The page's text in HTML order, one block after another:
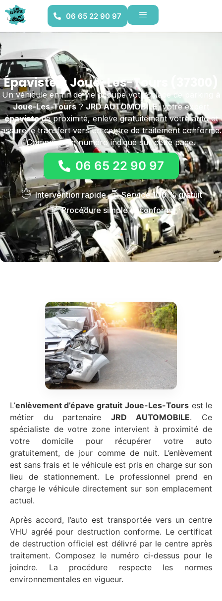
06 65 22 90 97
Épaviste à Joue-Les-Tours (37300)
Un véhicule en fin de vie occupe votre place de parking
Joue-Les-Tours? JRD AUTOMOBILE, votre expert
épavistede proximité, enlève gratuitement votre auto et
assure le transfert vers un centre de traitement conforme.
Composez le numéro indiqué sur cette page.
06 65 22 90 97
Intervention rapide
Service 100 % gratuit
Procédure simple et conforme
L’enlèvement d’épave gratuit Joue-Les-Tours est le
métier du partenaire JRD AUTOMOBILE. Ce
spécialiste de votre zone intervient à proximité de
votre domicile pour récupérer votre auto
gratuitement, de jour comme de nuit. L’enlèvement
est sans frais et le véhicule est pris en charge sur son
lieu de stationnement. Le professionnel prend en
charge le véhicule directement sur son emplacement
actuel.
Après accord, l’auto est transportée vers un centre
VHU agréé pour destruction conforme. Le certificat
de destruction officiel est délivré par le centre après
traitement. Composez le numéro ci-dessus pour le
joindre. La procédure respecte les normes
environnementales en vigueur.